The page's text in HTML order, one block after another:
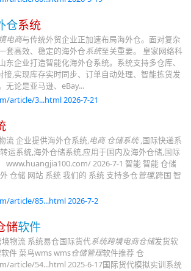
仓系统
电商与传统外贸企业正加速布局海外仓。面对复杂
套高效、稳定的海外仓系统至关重要。 皇家网络科
东企业打造智能化海外仓系统。系统支持多仓库、
接,实现库存实时同步、订单自动处理、智能拣货发
无论是亚马逊、eBay...
article/3...html 2026-7-21
流 企业提供海外仓系统,电商 仓储系统,国际快递系
运系统,海外仓储系统,应用于国内及海外仓储,国际
www.huangjia100.com/ 2026-7-1 智能 智能 仓储
仓储 网站 系统 我们的 系统 支持多仓管理,跨国 智
article/85...html 2026-7-2
储软件
物流 系统易仓国际货代系统跨境电商仓储发货软
件 菜鸟wms wms仓储管理软件推荐 仓
article/54...html 2025-6-17国际货代模拟实训系统